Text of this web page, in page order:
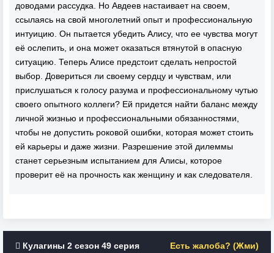
доводами рассудка. Но Авдеев настаивает на своем,
ссылаясь на свой многолетний опыт и профессиональную
интуицию. Он пытается убедить Алису, что ее чувства могут
её ослепить, и она может оказаться втянутой в опасную
ситуацию. Теперь Алисе предстоит сделать непростой
выбор. Довериться ли своему сердцу и чувствам, или
прислушаться к голосу разума и профессиональному чутью
своего опытного коллеги? Ей придется найти баланс между
личной жизнью и профессиональными обязанностями,
чтобы не допустить роковой ошибки, которая может стоить
ей карьеры и даже жизни. Разрешение этой дилеммы
станет серьезным испытанием для Алисы, которое
проверит её на прочность как женщину и как следователя.
Кулагины 2 сезон 49 серия Есть жалоба? (Жми)